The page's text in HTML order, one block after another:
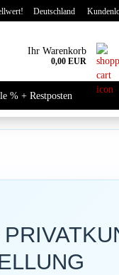
Deutschland
Ihr Warenkorb
0,00 EUR
% + Restposten